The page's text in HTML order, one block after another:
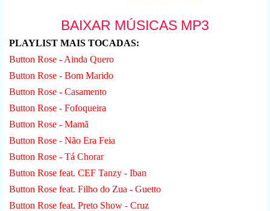
BAIXAR MÚSICAS MP3
PLAYLIST MAIS TOCADAS:
Button Rose - Ainda Quero
Button Rose - Bom Marido
Button Rose - Casamento
Button Rose - Fofoqueira
Button Rose - Mamã
Button Rose - Não Era Feia
Button Rose - Tá Chorar
Button Rose feat. CEF Tanzy - Iban
Button Rose feat. Filho do Zua - Guetto
Button Rose feat. Preto Show - Cruz